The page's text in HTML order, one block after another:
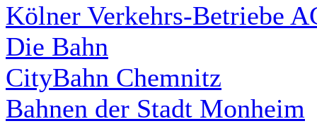
Kölner Verkehrs-Betriebe
Die Bahn
CityBahn Chemnitz
Bahnen der Stadt Monheim